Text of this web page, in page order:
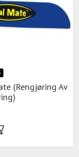
(Rengjøring Av